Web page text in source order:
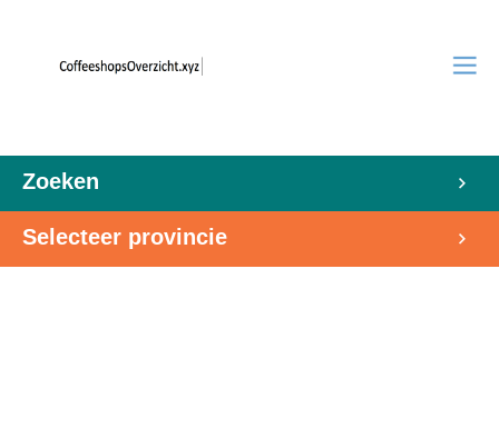
Zoeken
Selecteer provincie